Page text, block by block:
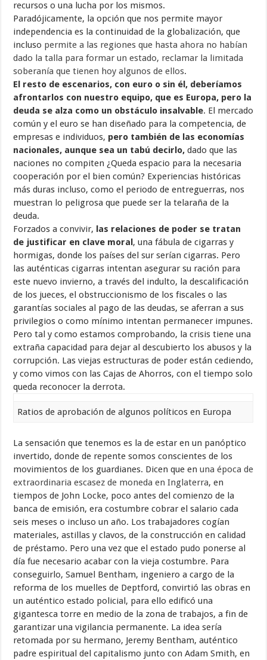
recursos o una lucha por los mismos.
Paradójicamente, la opción que nos permite mayor
independencia es la continuidad de la globalización, que
incluso permite a las regiones que hasta ahora no habían
dado la talla para formar un estado, reclamar la limitada
soberanía que tienen hoy algunos de ellos.
El resto de escenarios, con euro o sin él, deberíamos
afrontarlos con nuestro equipo, que es Europa, pero la
deuda se alza como un obstáculo insalvable. El mercado
común y el euro se han diseñado para la competencia, de
empresas e individuos, pero también de las economías
nacionales, aunque sea un tabú decirlo,dado que las
naciones no compiten ¿Queda espacio para la necesaria
cooperación por el bien común? Experiencias históricas
más duras incluso, como el periodo de entreguerras, nos
muestran lo peligrosa que puede ser la telaraña de la
deuda.
Forzados a convivir, las relaciones de poder se tratan
de justificar en clave moral, una fábula de cigarras y
hormigas, donde los países del sur serían cigarras. Pero
las auténticas cigarras intentan asegurar su ración para
este nuevo invierno, a través del indulto, la descalificación
de los jueces, el obstruccionismo de los fiscales o las
garantías sociales al pago de las deudas, se aferran a sus
privilegios o como mínimo intentan permanecer impunes.
Pero tal y como estamos comprobando, la crisis tiene una
extraña capacidad para dejar al descubierto los abusos y la
corrupción. Las viejas estructuras de poder están cediendo,
y como vimos con las Cajas de Ahorros, con el tiempo solo
queda reconocer la derrota.
Ratios de aprobación de algunos políticos en Europa
La sensación que tenemos es la de estar en un panóptico
invertido, donde de repente somos conscientes de los
movimientos de los guardianes. Dicen que enuna época de
extraordinaria escasez de moneda en Inglaterra, en
tiempos de John Locke, poco antes del comienzo de la
banca de emisión, era costumbre cobrar el salario cada
seis meses o incluso un año. Los trabajadores cogían
materiales, astillas y clavos, de la construcción en calidad
de préstamo. Pero una vez que el estado pudo ponerse al
día fue necesario acabar con la vieja costumbre. Para
conseguirlo, Samuel Bentham, ingeniero a cargo de la
reforma de los muelles de Deptford, convirtió las obras en
un auténtico estado policial, para ello edificó una
gigantesca torre en medio de la zona de trabajos, a fin de
garantizar una vigilancia permanente. La idea sería
retomada por su hermano, Jeremy Bentham, auténtico
padre espiritual del capitalismo junto con Adam Smith, en